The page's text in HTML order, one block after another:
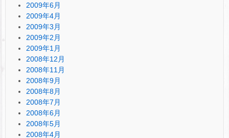
2009年6月
2009年4月
2009年3月
2009年2月
2009年1月
2008年12月
2008年11月
2008年9月
2008年8月
2008年7月
2008年6月
2008年5月
2008年4月